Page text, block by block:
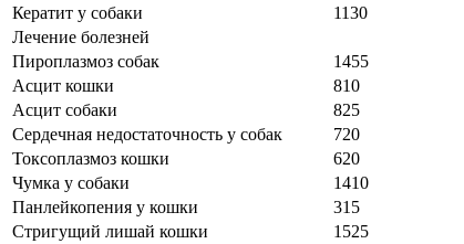
Кератит у собаки
1130
Лечение болезней
Пироплазмоз собак
1455
Асцит кошки
810
Асцит собаки
825
Сердечная недостаточность у собак
720
Токсоплазмоз кошки
620
Чумка у собаки
1410
Панлейкопения у кошки
315
Стригущий лишай кошки
1525